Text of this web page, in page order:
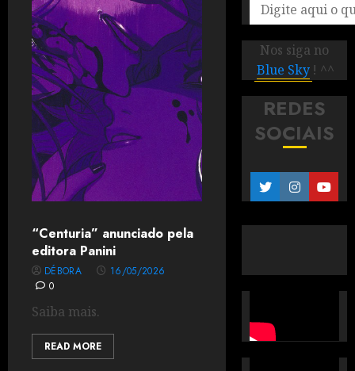
“Centuria” anunciado pela
editora Panini
DÉBORA
16/05/2026
0
Saiba mais.
READ MORE
Nos siga no
Blue Sky ! ^^
REDES
SOCIAIS